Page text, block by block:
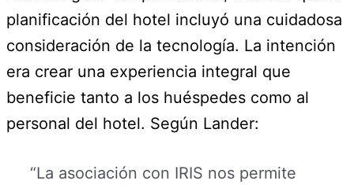
planificación del hotel incluyó una cuidadosa
consideración de la tecnología. La intención
era crear una experiencia integral que
beneficie tanto a los huéspedes como al
personal del hotel. Según Lander:
“La asociación con IRIS nos permite